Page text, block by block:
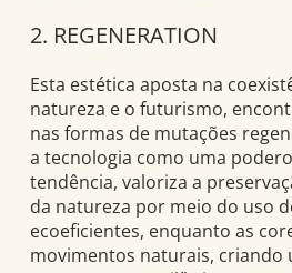
2. REGENERATION
Esta estética aposta na
natureza e o futurismo,
nas formas de mutações
a tecnologia como uma
tendência, valoriza a
da natureza por meio do uso
ecoeficientes, enquanto as
movimentos naturais, criando